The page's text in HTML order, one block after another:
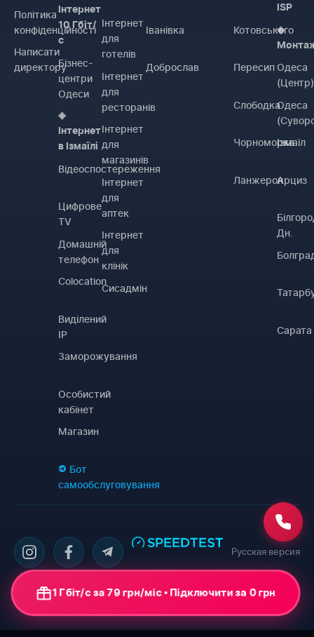
Політика
конфіденційності
Написати
директору
Інтернет
10 Гбіт/
с
Бізнес-
центри
Одеси
◈
Інтернет
в Ізмаїлі
Відеоспостереження
Цифрове
TV
Домашній
телефон
Colocation
Виділений
IP
Заморожування
Особистий
кабінет
Магазин
Бот
самообслуговування
Інтернет
для
готелів
Інтернет
для
ресторанів
Інтернет
для
магазинів
Інтернет
для
аптек
Інтернет
для
клінік
Сисадмін
Іванівка
Доброслав
Котовського
Пересип
Слободка
Чорноморка
Ланжерон
ISP
◈
Одеса
(Центр)
Одеса
Ізмаїл
Арциз
Дн.
Сарата
Русская версия
1 Гбіт/с за 79 грн/міс • Підключити за 0 грн